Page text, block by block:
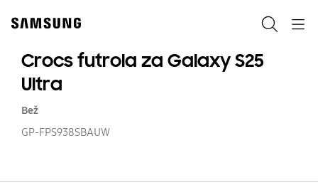
content
Crocs futrola za Galaxy S25
Ultra
Bež
GP-FPS938SBAUW